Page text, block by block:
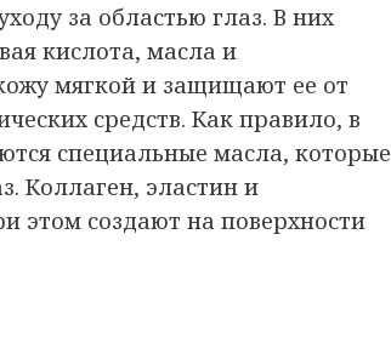
за областью глаз. В них
кислота, масла и
мягкой и защищают ее от
средств. Как правило, в
специальные масла, которые
Коллаген, эластин и
этом создают на поверхности